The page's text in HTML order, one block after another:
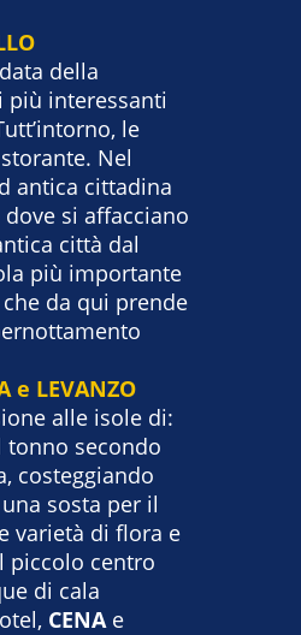
della
più interessanti
le
Nel
antica cittadina
si affacciano
città dal
più importante
da qui prende
e LEVANZO
alle isole di:
tonno secondo
costeggiando
sosta per il
varietà di flora e
piccolo centro
di cala
CENA e